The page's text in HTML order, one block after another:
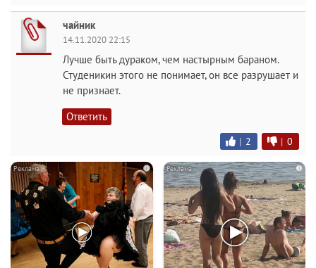
чайник
14.11.2020 22:15
Лучше быть дураком, чем настырным бараном.
Студеникин этого не понимает, он все разрушает и
не признает.
Ответить
| 2 | 0
i i